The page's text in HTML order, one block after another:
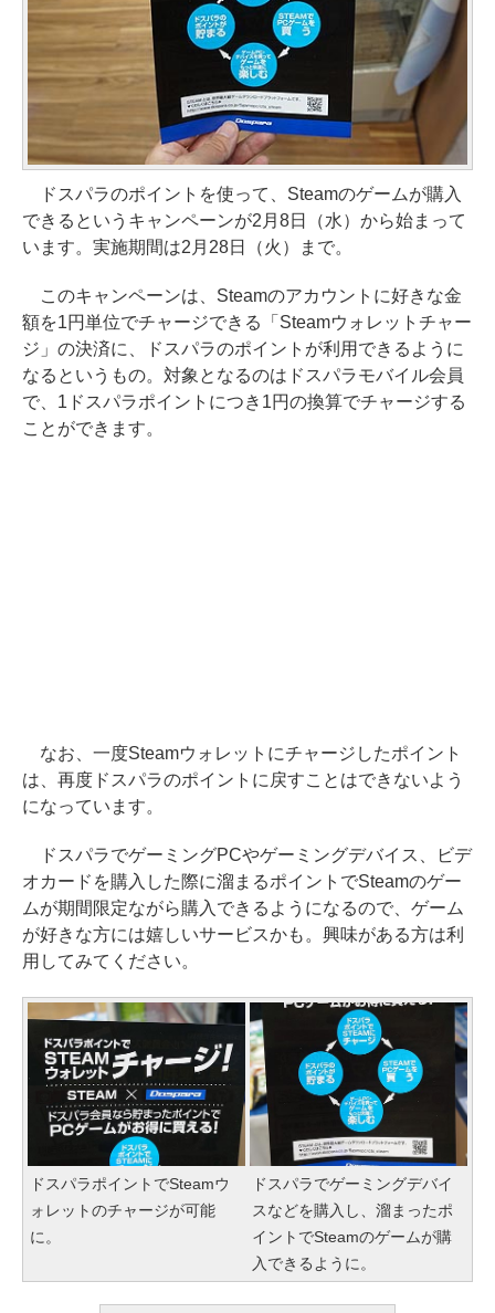
ドスパラのポイントを使って、Steamのゲームが購入
できるというキャンペーンが2月8日（水）から始まって
います。実施期間は2月28日（火）まで。
このキャンペーンは、Steamのアカウントに好きな金
額を1円単位でチャージできる「Steamウォレットチャー
ジ」の決済に、ドスパラのポイントが利用できるように
なるというもの。対象となるのはドスパラモバイル会員
で、1ドスパラポイントにつき1円の換算でチャージする
ことができます。
なお、一度Steamウォレットにチャージしたポイント
は、再度ドスパラのポイントに戻すことはできないよう
になっています。
ドスパラでゲーミングPCやゲーミングデバイス、ビデ
オカードを購入した際に溜まるポイントでSteamのゲー
ムが期間限定ながら購入できるようになるので、ゲーム
が好きな方には嬉しいサービスかも。興味がある方は利
用してみてください。
ドスパラポイントでSteamウ
ォレットのチャージが可能
に。
ドスパラでゲーミングデバイ
スなどを購入し、溜まったポ
イントでSteamのゲームが購
入できるように。